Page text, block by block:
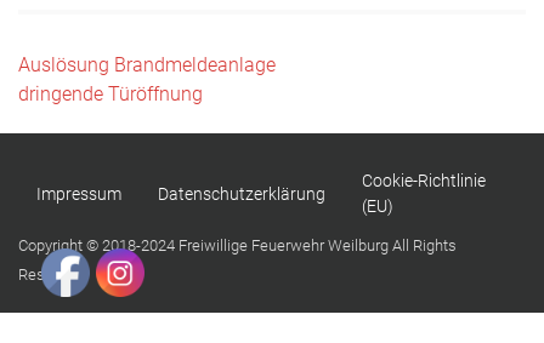
Beitragsnavigation
Auslösung Brandmeldeanlage
dringende Türöffnung
Impressum Datenschutzerklärung
Cookie-Richtlinie
(EU)
Copyright © 2018-2024 Freiwillige Feuerwehr Weilburg All Rights
Reserved.